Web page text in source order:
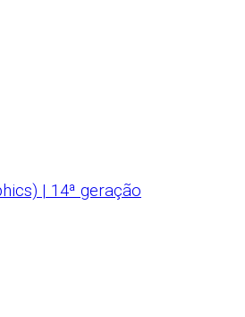
| 14ª geração